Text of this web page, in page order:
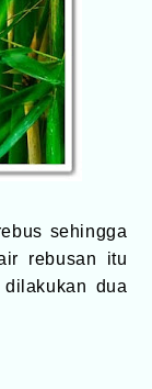
sehingga
rebusan itu
dua